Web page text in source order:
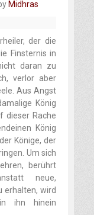
Midhras
der die
Finsternis in
daran zu
verlor aber
Aus Angst
König
dieser Rache
König
Könige, der
Um sich
berührt
neue,
erhalten, wird
ihn hinein